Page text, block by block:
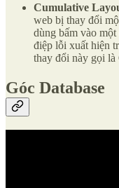
Cumulative
web bị thay đổi
dùng bấm vào
điệp lỗi xuất hiện
thay đổi này gọi là
Góc Database